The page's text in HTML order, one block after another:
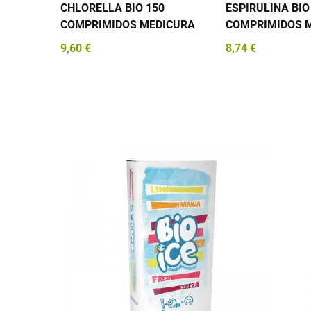
CHLORELLA BIO 150
COMPRIMIDOS MEDICURA
9,60 €
ESPIRULINA
COMPRIMIDOS
8,74 €